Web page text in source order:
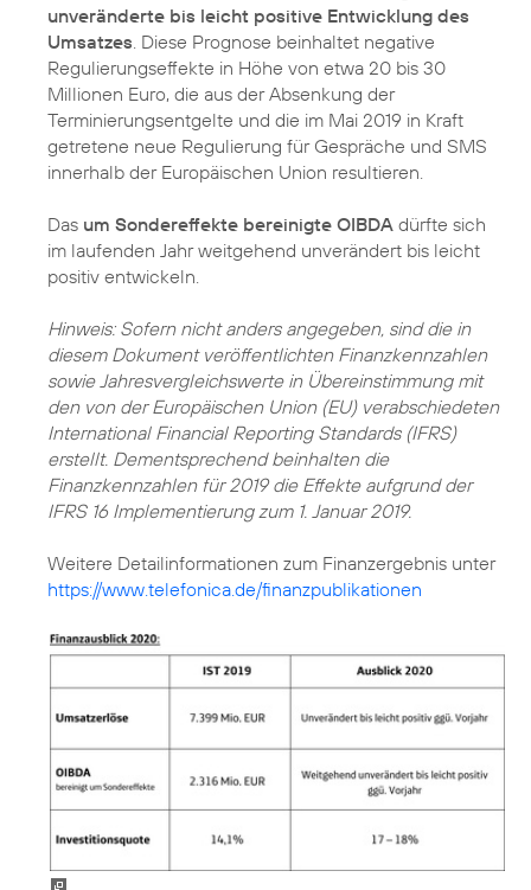
unveränderte bis leicht positive Entwicklung des
Umsatzes . Diese Prognose beinhaltet negative
Regulierungseffekte in Höhe von etwa 20 bis 30
Millionen Euro, die aus der Absenkung der
Terminierungsentgelte und die im Mai 2019 in Kraft
getretene neue Regulierung für Gespräche und SMS
innerhalb der Europäischen Union resultieren.
Das um Sondereffekte bereinigte OIBDA dürfte sich
im laufenden Jahr weitgehend unverändert bis leicht
positiv entwickeln.
Hinweis: Sofern nicht anders angegeben, sind die in
diesem Dokument veröffentlichten Finanzkennzahlen
sowie Jahresvergleichswerte in Übereinstimmung mit
den von der Europäischen Union (EU) verabschiedeten
International Financial Reporting Standards (IFRS)
erstellt. Dementsprechend beinhalten die
Finanzkennzahlen für 2019 die Effekte aufgrund der
IFRS 16 Implementierung zum 1. Januar 2019.
https://www.telefonica.de/finanzpublikationen